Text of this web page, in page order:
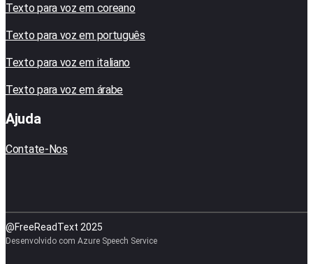
Texto para voz em coreano
Texto para voz em português
Texto para voz em italiano
Texto para voz em árabe
Ajuda
Contate-Nos
@FreeReadText 2025
Desenvolvido com Azure Speech Service